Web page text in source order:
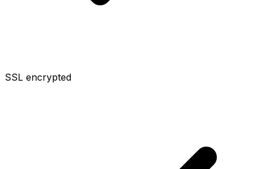
SSL encrypted